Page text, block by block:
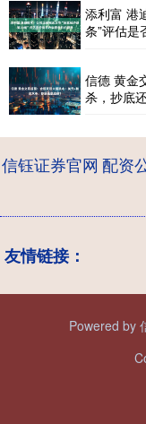
添利富 港
条”评估是
信德 黄金
杀，抄底
信钰证券官网 配资
友情链接：
Powered by